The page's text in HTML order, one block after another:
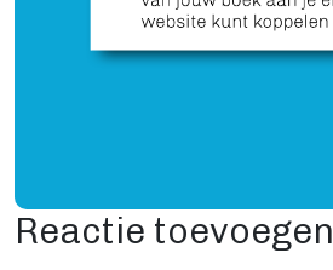
Reactie toevoegen